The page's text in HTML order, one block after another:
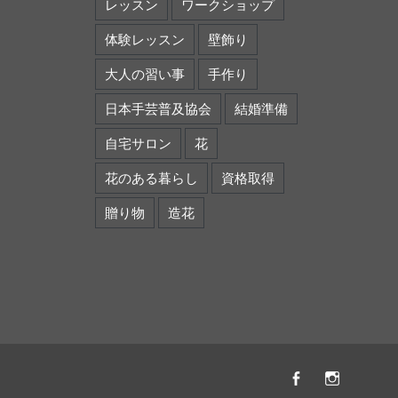
レッスン ワークショップ
体験レッスン 壁飾り
大人の習い事 手作り
日本手芸普及協会 結婚準備
自宅サロン 花
花のある暮らし 資格取得
贈り物 造花
Facebook